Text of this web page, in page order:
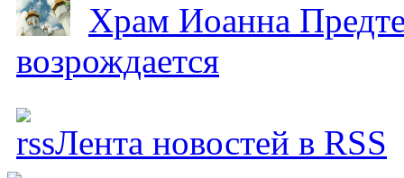
Храм Иоанна
возрождается
Лента новостей в RSS